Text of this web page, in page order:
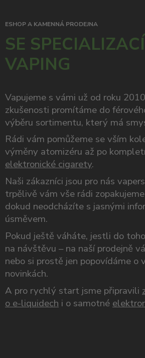
ESHOP A KAMENNÁ PRODEJNA
SE
VAPING
Vapujeme s vámi už od roku
zkušenosti promítáme do
výběru sortimentu, který má
Rádi vám pomůžeme se vším
výměny atomizéru až po
elektronické cigarety.
Naši zákazníci jsou pro nás
trpělivě vám vše rádi
dokud neodcházíte s jasnými
úsměvem.
Pokud ještě váháte, jestli do
na návštěvu – na naší prodejně
nebo si prostě jen popovídáme o
novinkách.
A pro rychlý start jsme připravili
o e-liquidech i o samotné